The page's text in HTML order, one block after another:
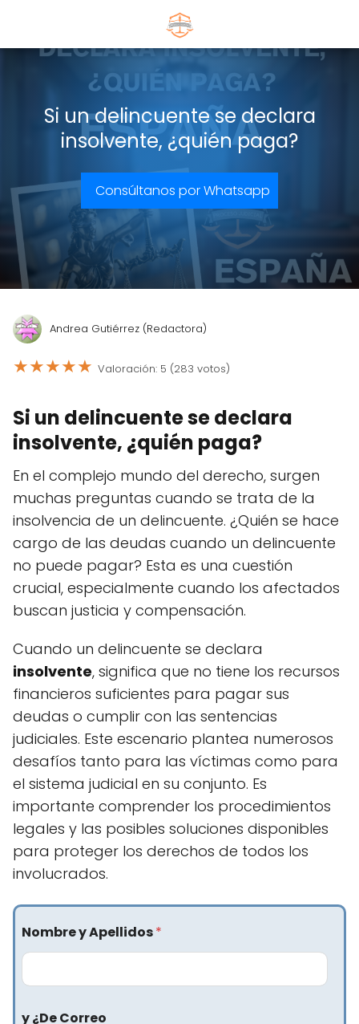
Si un delincuente se declara
insolvente, ¿quién paga?
Consúltanos por Whatsapp
Andrea Gutiérrez (Redactora)
★★★★★ Valoración: 5 (283 votos)
Si un delincuente se declara
insolvente, ¿quién paga?
En el complejo mundo del derecho, surgen
muchas preguntas cuando se trata de la
insolvencia de un delincuente. ¿Quién se hace
cargo de las deudas cuando un delincuente
no puede pagar? Esta es una cuestión
crucial, especialmente cuando los afectados
buscan justicia y compensación.
Cuando un delincuente se declara
insolvente, significa que no tiene los recursos
financieros suficientes para pagar sus
deudas o cumplir con las sentencias
judiciales. Este escenario plantea numerosos
desafíos tanto para las víctimas como para
el sistema judicial en su conjunto. Es
importante comprender los procedimientos
legales y las posibles soluciones disponibles
para proteger los derechos de todos los
involucrados.
Nombre y Apellidos*
y ¿De Correo